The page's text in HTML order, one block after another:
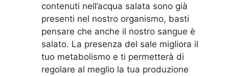
contenuti nell’acqua salata sono già
presenti nel nostro organismo, basti
pensare che anche il nostro sangue è
salato. La presenza del sale migliora il
tuo metabolismo e ti permetterà di
regolare al meglio la tua produzione